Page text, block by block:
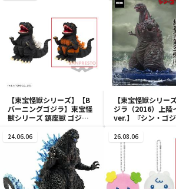
【東宝怪獣シリーズ】【B
バーニングゴジラ】東宝怪
獣シリーズ 鎮座獣 ゴジラ
【東宝怪獣シリー
ジラ（2016）上陸
ver.】『シン・ゴ
（2016）第4形態
ージver.
24.06.06 26.08.06